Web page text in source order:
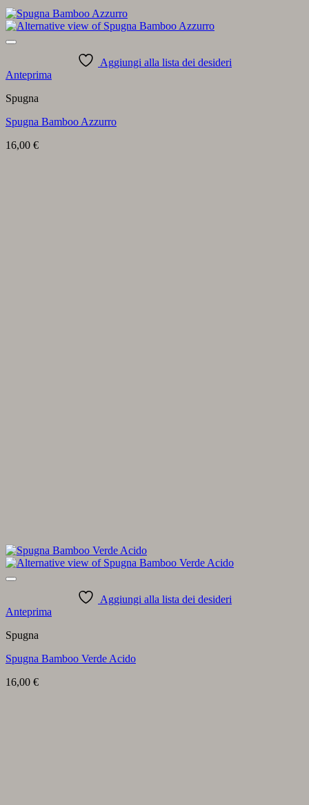
Aggiungi alla lista dei desideri
Anteprima
Spugna
Spugna Bamboo Azzurro
16,00 €
Aggiungi alla lista dei desideri
Anteprima
Spugna
Spugna Bamboo Verde Acido
16,00 €